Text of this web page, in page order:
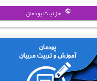
جزئیات پودمان